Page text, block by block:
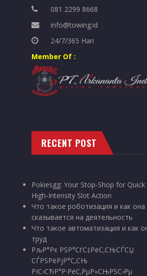
081 2299 8668
info@towing.id
24/7/365 Hari
Member Of :
RECENT POST
Pokiesgg: Your Stop‑Shop for Quick
High‑Intensity Slot Action
Что такое роботизация и как она
сказывается на деятельность
Что такое автоматизация и как
труд
РљР°Рє РЅР°СѓС‡РёС‚СЊСЃСЏ
СЃРЅРёРјР°С‚СЊ
РІС‹СЂР°Р·РёС‚РµР»СЊРЅС‹Рµ